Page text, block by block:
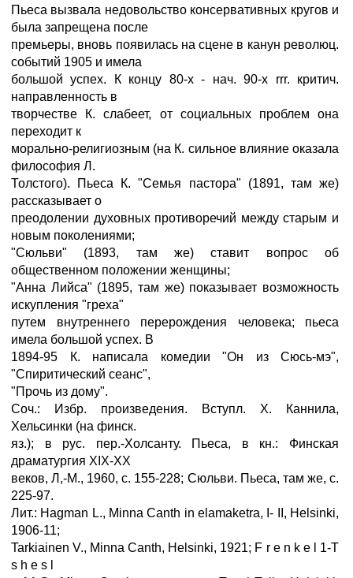
Пьеса вызвала недовольство консервативных кругов и
была запрещена после
премьеры, вновь появилась на сцене в канун революц.
событий 1905 и имела
большой успех. К концу 80-х - нач. 90-х rrr. критич.
направленность в
творчестве К. слабеет, от социальных проблем она
переходит к
морально-религиозным (на К. сильное влияние оказала
философия Л.
Толстого). Пьеса К. "Семья пастора" (1891, там же)
рассказывает о
преодолении духовных противоречий между старым и
новым поколениями;
"Сюльви" (1893, там же) ставит вопрос об
общественном положении женщины;
"Анна Лийса" (1895, там же) показывает возможность
искупления "греха"
путем внутреннего перерождения человека; пьеса
имела большой успех. В
1894-95 К. написала комедии "Он из Сюсь-мэ",
"Спиритический сеанс",
"Прочь из дому".
Соч.: Избр. произведения. Вступл. X. Каннила,
Хельсинки (на финск.
яз.); в рус. пер.-Холсанту. Пьеса, в кн.: Финская
драматургия XIX-XX
веков, Л,-М., 1960, с. 155-228; Сюльви. Пьеса, там же, с.
225-97.
Лит.: Hagman L., Minna Canth in elamaketra, I- II, Helsinki,
1906-11;
Tarkiainen V., Minna Canth, Helsinki, 1921; F r e n k e l 1-T
s h e s l